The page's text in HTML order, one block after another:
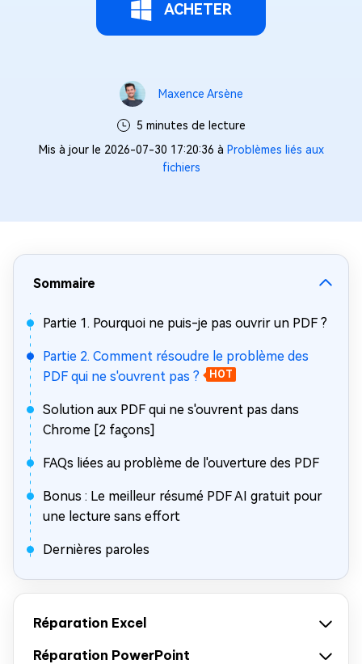
ACHETER
Maxence Arsène
5 minutes de lecture
Mis à jour le 2026-07-30 17:20:36 à Problèmes liés aux
fichiers
Sommaire
Partie 1. Pourquoi ne puis-je pas ouvrir un PDF ?
Partie 2. Comment résoudre le problème des
PDF qui ne s'ouvrent pas ?
HOT
Solution aux PDF qui ne s'ouvrent pas dans
Chrome [2 façons]
FAQs liées au problème de l'ouverture des PDF
Bonus : Le meilleur résumé PDF AI gratuit pour
une lecture sans effort
Dernières paroles
Réparation Excel
Réparation PowerPoint